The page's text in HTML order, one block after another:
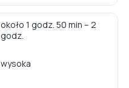
około 1 godz. 50 min – 2
godz.
wysoka